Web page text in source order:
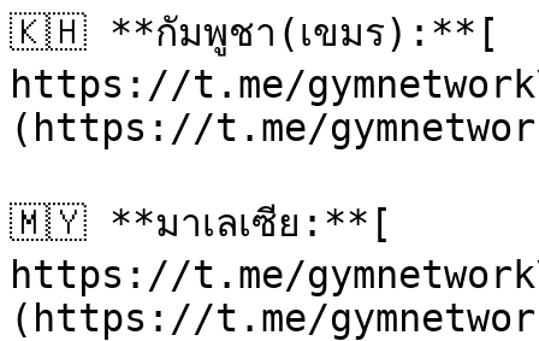
🇰🇭 **กัมพูชา(เขมร):**[
https://t.me/
(https://t.me/
🇲🇾 **มาเลเซีย:**[
https://t.me/
(https://t.me/